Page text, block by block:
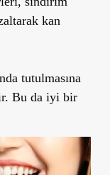
kan
tutulmasına
Bu da iyi bir